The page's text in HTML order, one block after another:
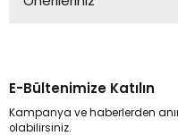
kullanarak tarafımıza
Görüş ve önerileriniz için
E-Bültenimize Katılın
Kampanya ve haberlerden
olabilirsiniz.